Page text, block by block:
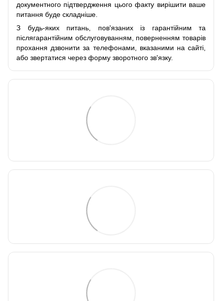
документного підтвердження цього факту вирішити ваше
питання буде складніше.
З будь-яких питань, пов'язаних із гарантійним та
післягарантійним обслуговуванням, поверненням товарів
прохання дзвонити за телефонами, вказаними на сайті,
або звертатися через форму зворотного зв'язку.